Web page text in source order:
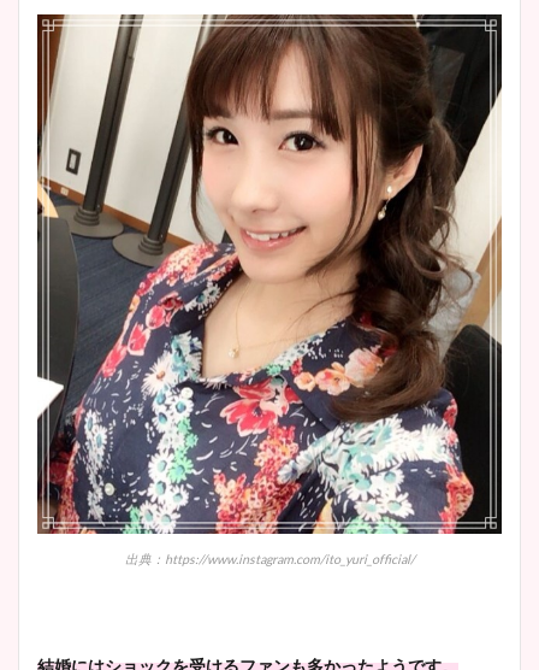
出典：https://www.instagram.com/ito_yuri_official/
結婚にはショックを受けるファンも多かったようです。